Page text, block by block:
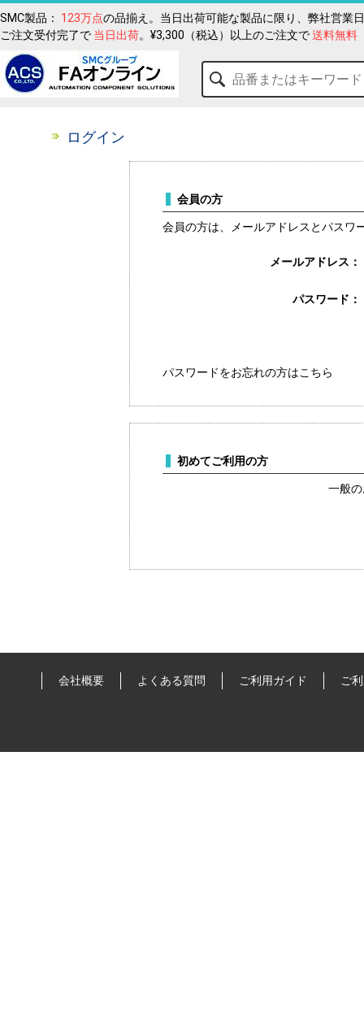
SMC製品： 123万点の品揃え。当日出荷可能な製品に限り、弊社営業
ご注文受付完了で 当日出荷。¥3,300（税込）以上のご注文で送料無料
ログイン
会員の方
会員の方は、メールアドレスとパスワ
メールアドレス：
パスワード：
パスワードをお忘れの方はこちら
初めてご利用の方
一般
会社概要 よくある質問 ご利用ガイド ご